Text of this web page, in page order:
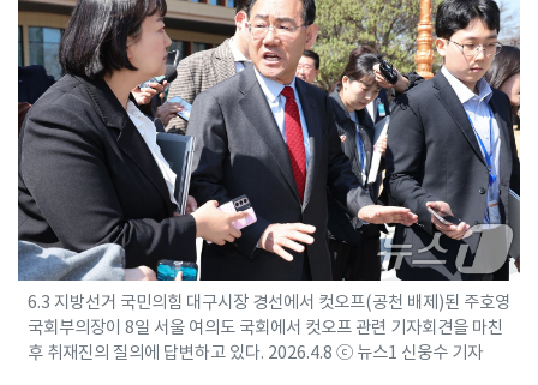
6.3 지방선거 국민의힘 대구시장 경선에서 컷오프(공천 배제)된 주호영
국회부의장이 8일 서울 여의도 국회에서 컷오프 관련 기자회견을 마친
후 취재진의 질의에 답변하고 있다. 2026.4.8 ⓒ 뉴스1 신웅수 기자